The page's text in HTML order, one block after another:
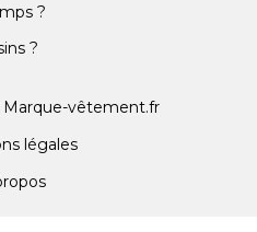
?
?
vêtement.fr
légales